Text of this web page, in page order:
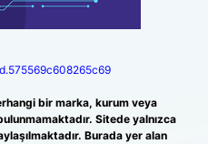
bir marka, kurum veya
Sitede yalnızca
Burada yer alan